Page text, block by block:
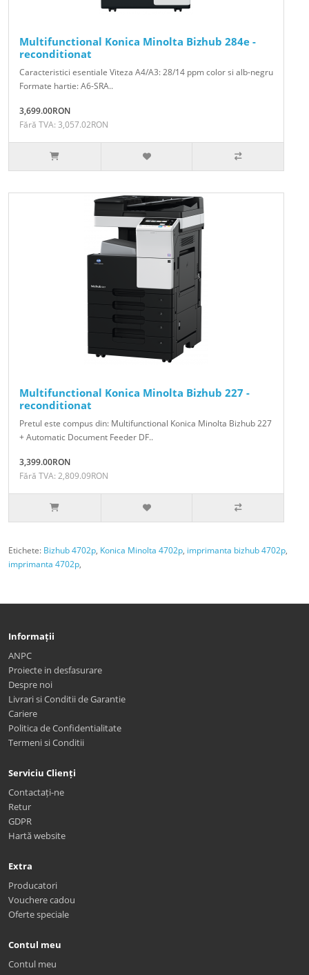
Multifunctional Konica Minolta Bizhub 284e -
reconditionat
Caracteristici esentiale Viteza A4/A3: 28/14 ppm color si alb-negru
Formate hartie: A6-SRA..
3,699.00RON
Fără TVA: 3,057.02RON
Multifunctional Konica Minolta Bizhub 227 -
reconditionat
Pretul este compus din: Multifunctional Konica Minolta Bizhub 227
+ Automatic Document Feeder DF..
3,399.00RON
Fără TVA: 2,809.09RON
Etichete: Bizhub 4702p, Konica Minolta 4702p, imprimanta bizhub 4702p,
imprimanta 4702p,
Informații
ANPC
Proiecte in desfasurare
Despre noi
Livrari si Conditii de Garantie
Cariere
Politica de Confidentialitate
Termeni si Conditii
Serviciu Clienți
Contactați-ne
Retur
GDPR
Hartă website
Extra
Producatori
Vouchere cadou
Oferte speciale
Contul meu
Contul meu